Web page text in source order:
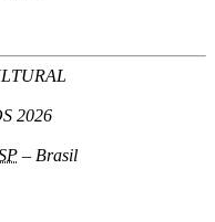
2026
– Brasil